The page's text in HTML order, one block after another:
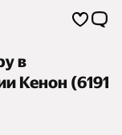
в
Кенон (6191